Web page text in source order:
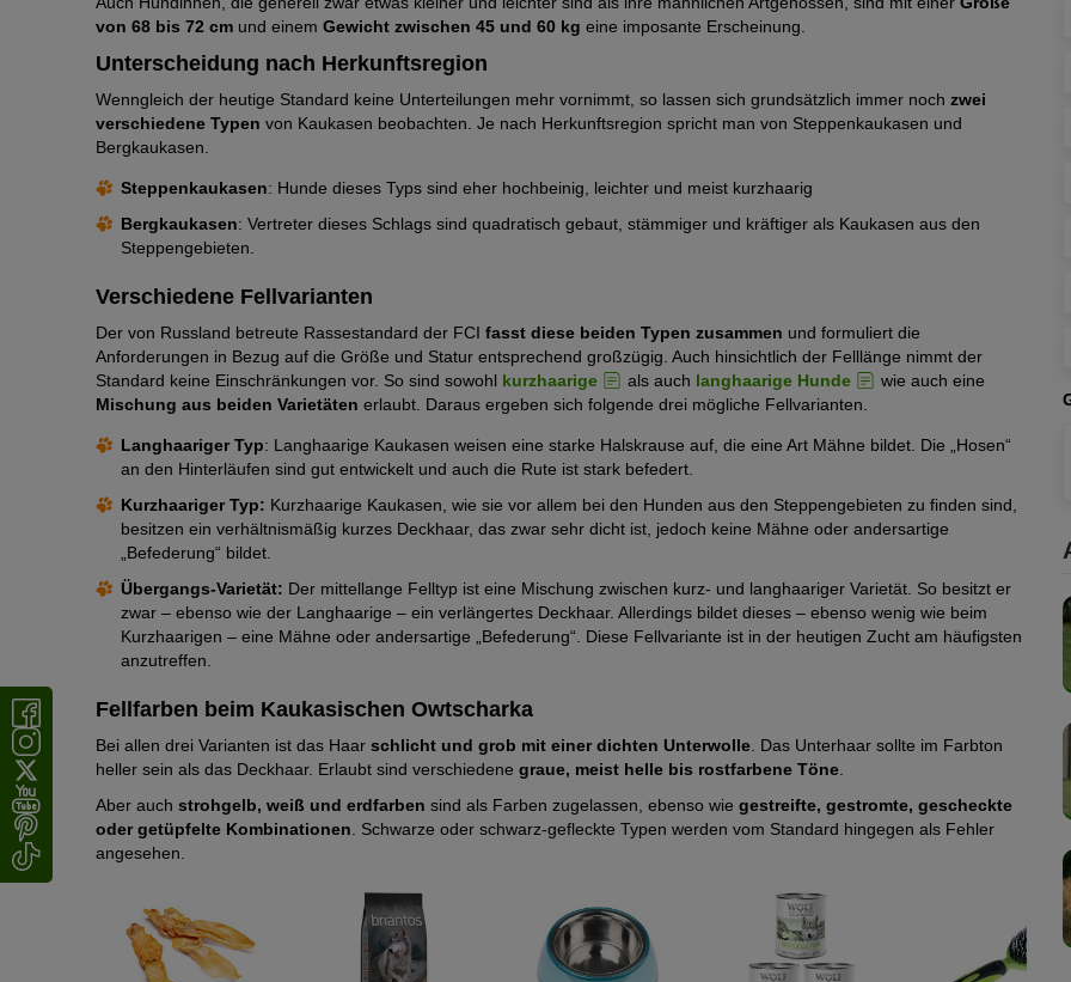
von 68 bis 72 cm und einem Gewicht zwischen 45 und 60 kg eine imposante Erscheinung.
Unterscheidung nach Herkunftsregion
Wenngleich der heutige Standard keine Unterteilungen mehr vornimmt, so lassen sich grundsätzlich immer noch zwei
verschiedene Typen von Kaukasen beobachten. Je nach Herkunftsregion spricht man von Steppenkaukasen und
Bergkaukasen.
Steppenkaukasen: Hunde dieses Typs sind eher hochbeinig, leichter und meist kurzhaarig
Bergkaukasen: Vertreter dieses Schlags sind quadratisch gebaut, stämmiger und kräftiger als Kaukasen aus den
Steppengebieten.
Verschiedene Fellvarianten
Der von Russland betreute Rassestandard der FCI fasst diese beiden Typen zusammen und formuliert die
Anforderungen in Bezug auf die Größe und Statur entsprechend großzügig. Auch hinsichtlich der Felllänge nimmt der
Standard keine Einschränkungen vor. So sind sowohl kurzhaarige als auch langhaarige Hunde
wie auch eine
Mischung aus beiden Varietäten erlaubt. Daraus ergeben sich folgende drei mögliche Fellvarianten.
Langhaariger Typ: Langhaarige Kaukasen weisen eine starke Halskrause auf, die eine Art Mähne bildet. Die „Hosen“
an den Hinterläufen sind gut entwickelt und auch die Rute ist stark befedert.
Kurzhaariger Typ: Kurzhaarige Kaukasen, wie sie vor allem bei den Hunden aus den Steppengebieten zu finden sind,
besitzen ein verhältnismäßig kurzes Deckhaar, das zwar sehr dicht ist, jedoch keine Mähne oder andersartige
„Befederung“ bildet.
Übergangs-Varietät: Der mittellange Felltyp ist eine Mischung zwischen kurz- und langhaariger Varietät. So besitzt er
zwar – ebenso wie der Langhaarige – ein verlängertes Deckhaar. Allerdings bildet dieses – ebenso wenig wie beim
Kurzhaarigen – eine Mähne oder andersartige „Befederung“. Diese Fellvariante ist in der heutigen Zucht am häufigsten
anzutreffen.
Fellfarben beim Kaukasischen Owtscharka
Bei allen drei Varianten ist das Haar schlicht und grob mit einer dichten Unterwolle . Das Unterhaar sollte im Farbton
heller sein als das Deckhaar. Erlaubt sind verschiedene graue, meist helle bis rostfarbene Töne
Aber auch strohgelb, weiß und erdfarben sind als Farben zugelassen, ebenso wie gestreifte, gestromte, gescheckte
oder getüpfelte Kombinationen . Schwarze oder schwarz-gefleckte Typen werden vom Standard hingegen als Fehler
angesehen.